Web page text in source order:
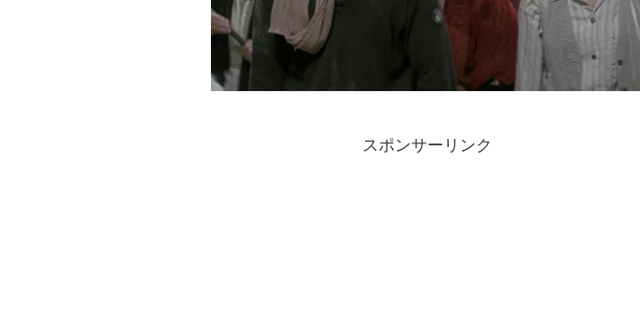
スポンサーリンク